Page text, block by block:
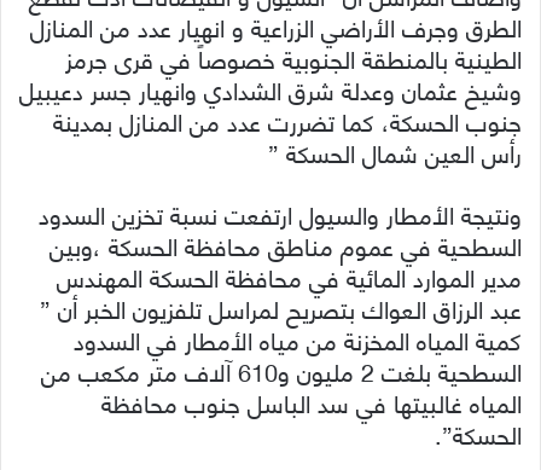
الطرق وجرف الأراضي الزراعية و انهيار عدد من المنازل
الطينية بالمنطقة الجنوبية خصوصاً في قرى جرمز
وشيخ عثمان وعدلة شرق الشدادي وانهيار جسر دعيبيل
جنوب الحسكة، كما تضررت عدد من المنازل بمدينة
رأس العين شمال الحسكة ”
ونتيجة الأمطار والسيول ارتفعت نسبة تخزين السدود
السطحية في عموم مناطق محافظة الحسكة ،وبين
مدير الموارد المائية في محافظة الحسكة المهندس
عبد الرزاق العواك بتصريح لمراسل تلفزيون الخبر أن ”
كمية المياه المخزنة من مياه الأمطار في السدود
السطحية بلغت 2 مليون و610 آلاف متر مكعب من
المياه غالبيتها في سد الباسل جنوب محافظة
الحسكة”.